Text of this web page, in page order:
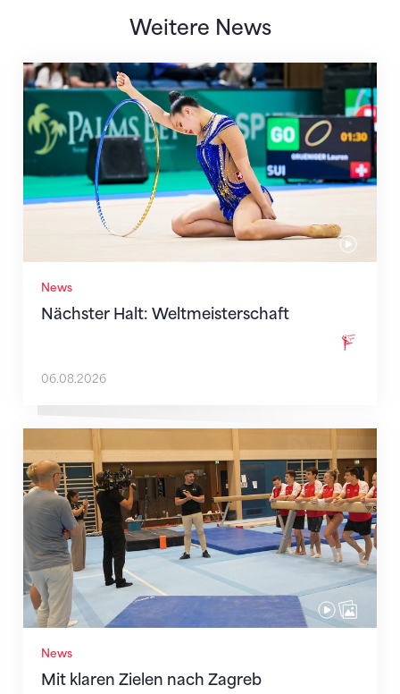
Weitere News
News
Nächster Halt: Weltmeisterschaft
Nächster Halt: Weltmeisterschaft
06.08.2026
News
Mit klaren Zielen nach Zagreb
Mit klaren Zielen nach Zagreb